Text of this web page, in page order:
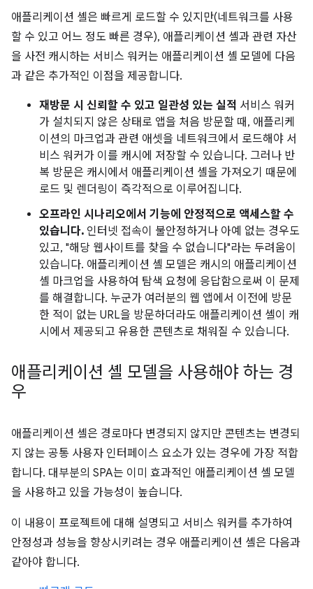
애플리케이션 셸은 빠르게 로드할 수 있지만(네트워크를 사용
할 수 있고 어느 정도 빠른 경우), 애플리케이션 셸과 관련 자산
을 사전 캐시하는 서비스 워커는 애플리케이션 셸 모델에 다음
과 같은 추가적인 이점을 제공합니다.
재방문 시 신뢰할 수 있고 일관성 있는 실적 서비스 워커
가 설치되지 않은 상태로 앱을 처음 방문할 때, 애플리케
이션의 마크업과 관련 애셋을 네트워크에서 로드해야 서
비스 워커가 이를 캐시에 저장할 수 있습니다. 그러나 반
복 방문은 캐시에서 애플리케이션 셸을 가져오기 때문에
로드 및 렌더링이 즉각적으로 이루어집니다.
오프라인 시나리오에서 기능에 안정적으로 액세스할 수
있습니다. 인터넷 접속이 불안정하거나 아예 없는 경우도
있고, "해당 웹사이트를 찾을 수 없습니다"라는 두려움이
있습니다. 애플리케이션 셸 모델은 캐시의 애플리케이션
셸 마크업을 사용하여 탐색 요청에 응답함으로써 이 문제
를 해결합니다. 누군가 여러분의 웹 앱에서 이전에 방문
한 적이 없는 URL을 방문하더라도 애플리케이션 셸이 캐
시에서 제공되고 유용한 콘텐츠로 채워질 수 있습니다.
애플리케이션 셸 모델을 사용해야 하는 경
우
애플리케이션 셸은 경로마다 변경되지 않지만 콘텐츠는 변경되
지 않는 공통 사용자 인터페이스 요소가 있는 경우에 가장 적합
합니다. 대부분의 SPA는 이미 효과적인 애플리케이션 셸 모델
을 사용하고 있을 가능성이 높습니다.
이 내용이 프로젝트에 대해 설명되고 서비스 워커를 추가하여
안정성과 성능을 향상시키려는 경우 애플리케이션 셸은 다음과
같아야 합니다.